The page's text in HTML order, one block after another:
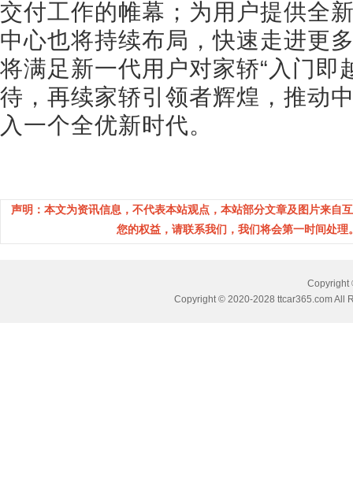
交付工作的帷幕；为用户提供全
中心也将持续布局，快速走进更
将满足新一代用户对家轿“入门即
待，再续家轿引领者辉煌，推动
入一个全优新时代。
声明：本文为资讯信息，不代表本站观点，本站部分文章及图片来自
您的权益，请联系我们，我们将会第一时间处
Copyright
Copyright © 2020-2028 ttcar365.com All